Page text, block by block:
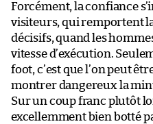
Forcément, la confiance
visiteurs, qui remportent
décisifs, quand les
vitesse d’exécution.
foot, c’est que l’on peut
montrer dangereux la
Sur un coup franc plutôt
excellemment bien botté